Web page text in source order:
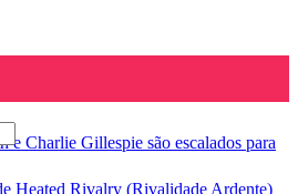
e Charlie Gillespie são escalados para
Heated Rivalry (Rivalidade Ardente)